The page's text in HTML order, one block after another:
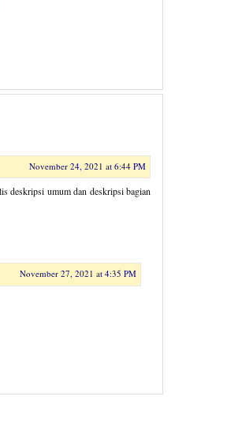
November 24, 2021 at 6:44 PM
deskripsi umum dan deskripsi bagian
November 27, 2021 at 4:35 PM